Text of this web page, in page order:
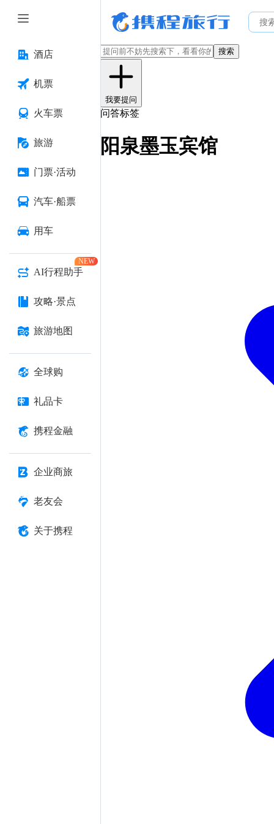
酒店
机票
火车票
旅游
门票·活动
汽车·船票
用车
AI行程助手
NEW
攻略·景点
旅游地图
全球购
礼品卡
携程金融
企业商旅
老友会
关于携程
搜索
我要提问
问答标签
阳泉墨玉宾馆